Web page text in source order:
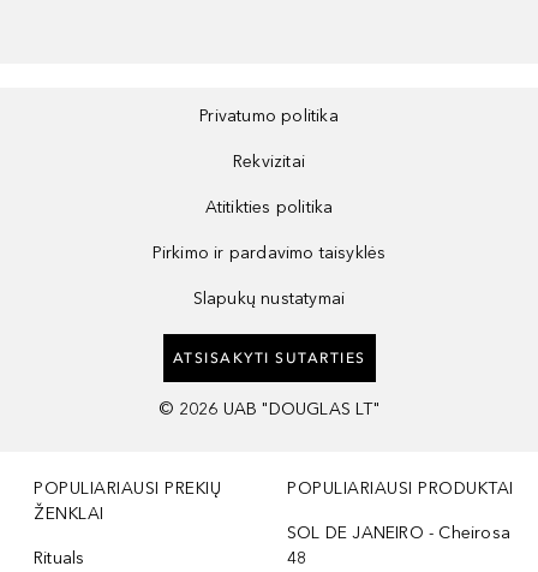
Privatumo politika
Rekvizitai
Atitikties politika
Pirkimo ir pardavimo taisyklės
Slapukų nustatymai
ATSISAKYTI SUTARTIES
© 2026 UAB "DOUGLAS LT"
POPULIARIAUSI PREKIŲ
ŽENKLAI
Rituals
POPULIARIAUSI PRODUKTAI
SOL DE JANEIRO - Cheirosa
48